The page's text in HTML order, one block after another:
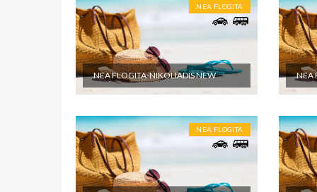
NEA FLOGITA
NEA FLOGITA-NIKOLIADIS NEW NEA
NEA FLOGITA